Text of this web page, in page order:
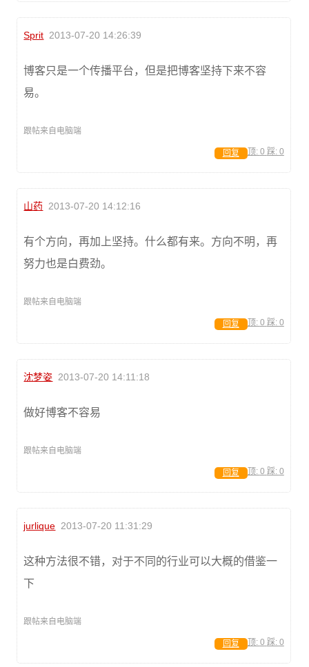
Sprit 2013-07-20 14:26:39
博客只是一个传播平台，但是把博客坚持下来不容
易。
跟帖来自电脑端
顶: 0 踩: 0
回复
山药 2013-07-20 14:12:16
有个方向，再加上坚持。什么都有来。方向不明，再
努力也是白费劲。
跟帖来自电脑端
顶: 0 踩: 0
回复
沈梦姿 2013-07-20 14:11:18
做好博客不容易
跟帖来自电脑端
顶: 0 踩: 0
回复
jurlique 2013-07-20 11:31:29
这种方法很不错，对于不同的行业可以大概的借鉴一
下
跟帖来自电脑端
顶: 0 踩: 0
回复